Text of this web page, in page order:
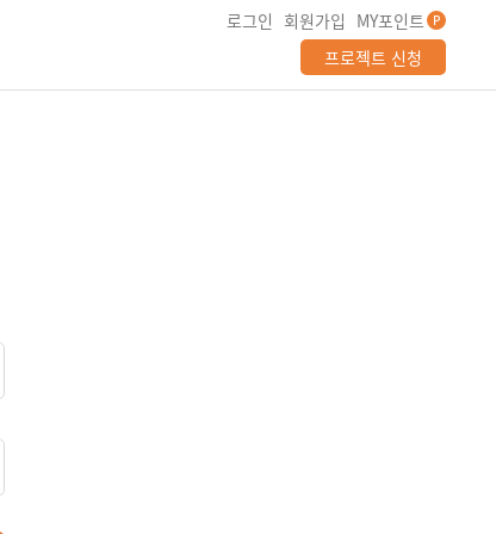
로그인 회원가입 MY포인트 P
프로젝트 신청